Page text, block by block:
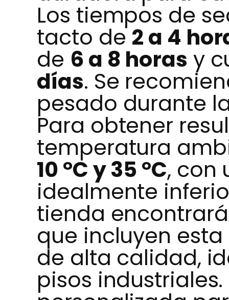
Los tiempos de
tacto de2 a 4
de 6 a 8 horas y
días. Se
pesado durante
Para obtener
temperatura
10 °C y 35 °C, con
idealmente
tienda
que incluyen
de alta calidad,
pisos